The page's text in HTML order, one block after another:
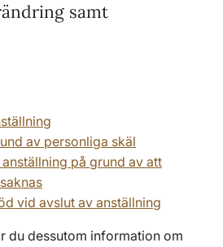
samt
av personliga skäl
på grund av att
vid avslut av anställning
du dessutom information om